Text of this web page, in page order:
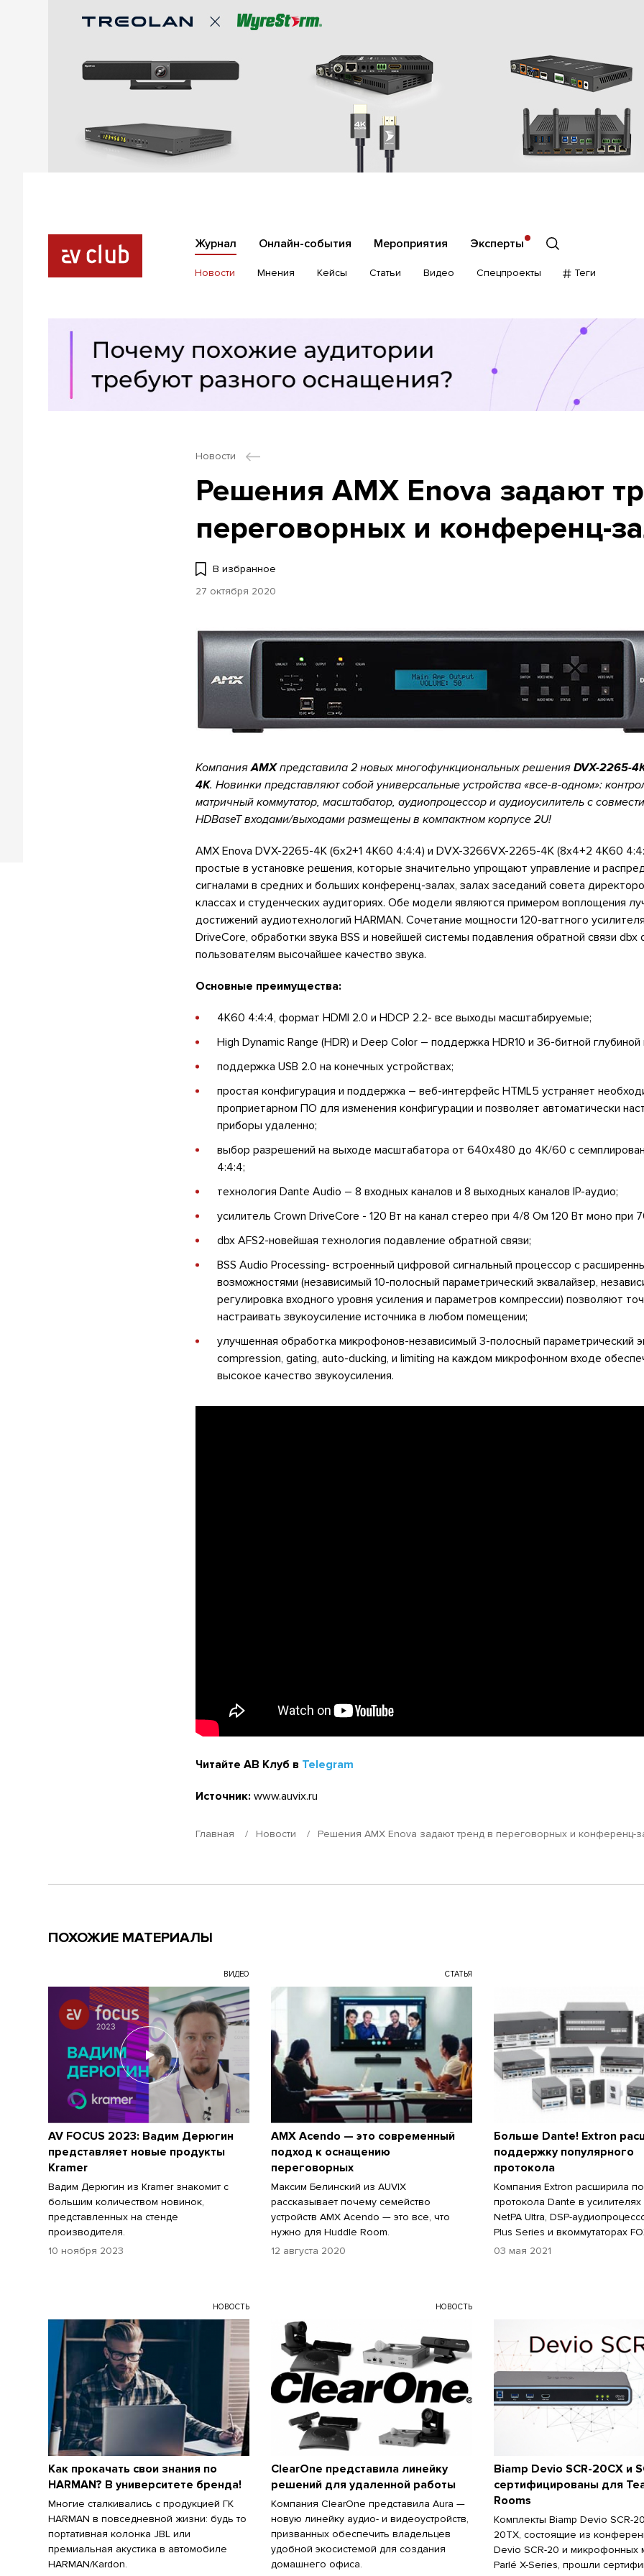
Журнал Онлайн-события Мероприятия Эксперты
Новости Мнения Кейсы Статьи Видео Спецпроекты Теги
Новости
Решения AMX Enova задают
переговорных и конференц-
В избранное
27 октября 2020
КомпанияAMXпредставила 2 новых многофункциональных решения DVX-2265-
4K. Новинки представляют собой универсальные устройства «все-в-одном»:
матричный коммутатор, масштабатор, аудиопроцессор и аудиоусилитель с
HDBaseT входами/выходами размещены в компактном корпусе 2U!
AMX Enova DVX-2265-4K (6x2+1 4K60 4:4:4) и DVX-3266VX-2265-4K (8x4+2 4K60
простые в установке решения, которые значительно упрощают управление и
сигналами в средних и больших конференц-залах, залах заседаний совета
классах и студенческих аудиториях. Обе модели являются примером воплощения
достижений аудиотехнологий HARMAN. Сочетание мощности 120-ваттного
DriveCore, обработки звука BSS и новейшей системы подавления обратной связи dbx
пользователям высочайшее качество звука.
Основные преимущества:
4K60 4:4:4, формат HDMI 2.0 и HDCP 2.2- все выходы масштабируемые;
High Dynamic Range (HDR) и Deep Color – поддержка HDR10 и 36-битной глубиной
поддержка USB 2.0 на конечных устройствах;
простая конфигурация и поддержка – веб-интерфейс HTML5 устраняет
проприетарном ПО для изменения конфигурации и позволяет автоматически
приборы удаленно;
выбор разрешений на выходе масштабатора от 640x480 до 4K/60 с
4:4:4;
технология Dante Audio – 8 входных каналов и 8 выходных каналов IP-аудио;
усилитель Crown DriveCore - 120 Вт на канал стерео при 4/8 Ом 120 Вт моно при
dbx AFS2-новейшая технология подавление обратной связи;
BSS Audio Processing- встроенный цифровой сигнальный процессор с
возможностями (независимый 10-полосный параметрический эквалайзер,
регулировка входного уровня усиления и параметров компрессии) позволяют
настраивать звукоусиление источника в любом помещении;
улучшенная обработка микрофонов-независимый 3-полосный параметрический
compression, gating, auto-ducking, и limiting на каждом микрофонном входе
высокое качество звукоусиления.
Читайте АВ Клуб в Telegram
Источник: www.auvix.ru
Главная Новости Решения AMX Enova задают тренд в переговорных и конференц-
ПОХОЖИЕ МАТЕРИАЛЫ
ВИДЕО
AV FOCUS 2023: Вадим Дерюгин
представляет новые продукты
Kramer
Вадим Дерюгин из Kramer знакомит с
большим количеством новинок,
представленных на стенде
производителя.
10 ноября 2023
СТАТЬЯ
AMX Acendo — это современный
подход к оснащению
переговорных
Максим Белинский из AUVIX
рассказывает почему семейство
устройств AMX Acendo — это все, что
нужно для Huddle Room.
12 августа 2020
Больше Dante! Extron
поддержку популярного
протокола
Компания Extron расширила
протокола Dante в
NetPA Ultra, DSP-
Plus Series и вкоммутаторах
03 мая 2021
НОВОСТЬ
Как прокачать свои знания по
HARMAN? В университете бренда!
Многие сталкивались с продукцией ГК
HARMAN в повседневной жизни: будь то
портативная колонка JBL или
премиальная акустика в автомобиле
HARMAN/Kardon.
НОВОСТЬ
ClearOne представила линейку
решений для удаленной работы
Компания ClearOne представила Aura —
новую линейку аудио- и видеоустройств,
призванных обеспечить владельцев
удобной экосистемой для создания
домашнего офиса.
Biamp Devio SCR-20CX и
сертифицированы для
Rooms
Комплекты Biamp Devio SCR-
20TX, состоящие из
Devio SCR-20 и микрофонных
Parlé X-Series, прошли